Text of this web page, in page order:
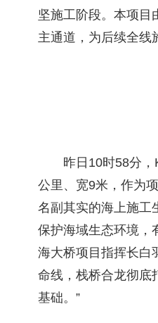
坚施工阶段。本项目
主通道，为后续全线
昨日10时58分
公里、宽9米，作为
名副其实的海上施工
保护海域生态环境，
海大桥项目指挥长白
命线，栈桥合龙彻底
基础。”